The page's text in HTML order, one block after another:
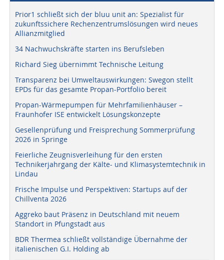
Prior1 schließt sich der bluu unit an: Spezialist für
zukunftssichere Rechenzentrumslösungen wird neues
Allianzmitglied
34 Nachwuchskräfte starten ins Berufsleben
Richard Sieg übernimmt Technische Leitung
Transparenz bei Umweltauswirkungen: Swegon stellt
EPDs für das gesamte Propan-Portfolio bereit
Propan-Wärmepumpen für Mehrfamilienhäuser –
Fraunhofer ISE entwickelt Lösungskonzepte
Gesellenprüfung und Freisprechung Sommerprüfung
2026 in Springe
Feierliche Zeugnisverleihung für den ersten
Technikerjahrgang der Kälte- und Klimasystemtechnik in
Lindau
Frische Impulse und Perspektiven: Startups auf der
Chillventa 2026
Aggreko baut Präsenz in Deutschland mit neuem
Standort in Pfungstadt aus
BDR Thermea schließt vollständige Übernahme der
italienischen G.I. Holding ab